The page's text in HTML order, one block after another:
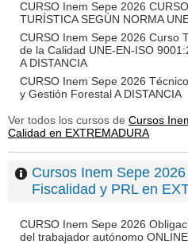
CURSO Inem Sepe 2026
TURÍSTICA SEGÚN NORMA
CURSO Inem Sepe 2026 Curso
de la Calidad UNE-EN-ISO
A DISTANCIA
CURSO Inem Sepe 2026
y Gestión Forestal A DISTANCIA
Ver todos los cursos de Cursos
Calidad en EXTREMADURA
Cursos Inem Sepe
Fiscalidad y PRL en
CURSO Inem Sepe 2026
del trabajador autónomo ONLINE